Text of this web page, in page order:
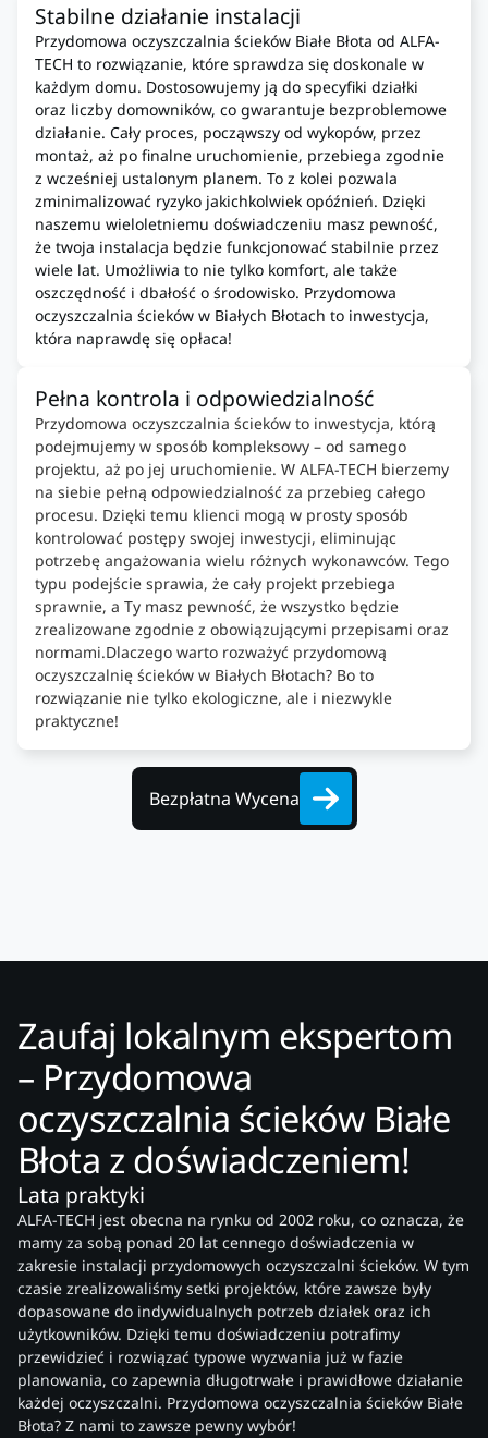
Stabilne działanie instalacji
Przydomowa oczyszczalnia ścieków Białe Błota od ALFA-
TECH to rozwiązanie, które sprawdza się doskonale w
każdym domu. Dostosowujemy ją do specyfiki działki
oraz liczby domowników, co gwarantuje bezproblemowe
działanie. Cały proces, począwszy od wykopów, przez
montaż, aż po finalne uruchomienie, przebiega zgodnie
z wcześniej ustalonym planem. To z kolei pozwala
zminimalizować ryzyko jakichkolwiek opóźnień. Dzięki
naszemu wieloletniemu doświadczeniu masz pewność,
że twoja instalacja będzie funkcjonować stabilnie przez
wiele lat. Umożliwia to nie tylko komfort, ale także
oszczędność i dbałość o środowisko. Przydomowa
oczyszczalnia ścieków w Białych Błotach to inwestycja,
która naprawdę się opłaca!
Pełna kontrola i odpowiedzialność
Przydomowa oczyszczalnia ścieków to inwestycja, którą
podejmujemy w sposób kompleksowy – od samego
projektu, aż po jej uruchomienie. W ALFA-TECH bierzemy
na siebie pełną odpowiedzialność za przebieg całego
procesu. Dzięki temu klienci mogą w prosty sposób
kontrolować postępy swojej inwestycji, eliminując
potrzebę angażowania wielu różnych wykonawców. Tego
typu podejście sprawia, że cały projekt przebiega
sprawnie, a Ty masz pewność, że wszystko będzie
zrealizowane zgodnie z obowiązującymi przepisami oraz
normami.Dlaczego warto rozważyć przydomową
oczyszczalnię ścieków w Białych Błotach? Bo to
rozwiązanie nie tylko ekologiczne, ale i niezwykle
praktyczne!
Bezpłatna Wycena
Zaufaj lokalnym ekspertom
– Przydomowa
oczyszczalnia ścieków Białe
Błota z doświadczeniem!
Lata praktyki
ALFA-TECH jest obecna na rynku od 2002 roku, co oznacza, że
mamy za sobą ponad 20 lat cennego doświadczenia w
zakresie instalacji przydomowych oczyszczalni ścieków. W tym
czasie zrealizowaliśmy setki projektów, które zawsze były
dopasowane do indywidualnych potrzeb działek oraz ich
użytkowników. Dzięki temu doświadczeniu potrafimy
przewidzieć i rozwiązać typowe wyzwania już w fazie
planowania, co zapewnia długotrwałe i prawidłowe działanie
każdej oczyszczalni. Przydomowa oczyszczalnia ścieków Białe
Błota? Z nami to zawsze pewny wybór!